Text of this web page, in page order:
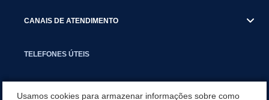
CANAIS DE ATENDIMENTO
TELEFONES ÚTEIS
Usamos cookies para armazenar informações sobre como